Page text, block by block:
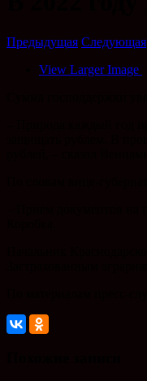
Предыдущая Следующая
View Larger Image